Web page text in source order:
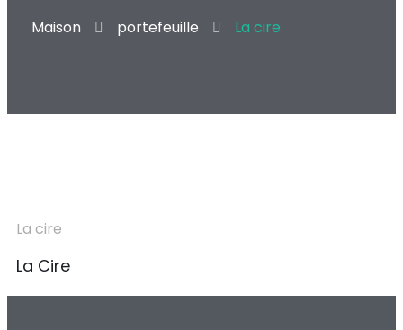
Maison portefeuille La cire
La cire
La Cire